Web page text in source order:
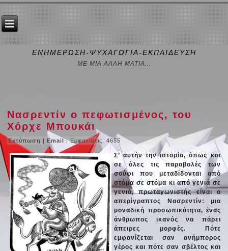
ΕΝΗΜΕΡΩΣΗ-ΨΥΧΑΓΩΓΙΑ-ΕΚΠΑΙΔΕΥΣΗ
ΜΕ ΜΙΑ ΑΛΛΗ ΜΑΤΙΑ...
Νασρεντίν ο πεφωτισμένος, του
Χόρχε Μπουκάι
Εκτύπωση |Email| Εμφανίσεις: 4655
Σ’ αυτήν την ιστορία, όπως και
σε όλες τις παραβολές των
σούφι που μεταδίδονται από
στόμα σε στόμα κι από γενιά σε
γενιά, πρωταγωνιστής είναι ο
απερίγραπτος Νασρεντίν: μια
μοναδική προσωπικότητα, ένας
άνθρωπος ικανός να πάρει
άπειρες μορφές. Πότε
εμφανίζεται σαν ανήμπορος
γέρος και πότε σαν σβέλτος και